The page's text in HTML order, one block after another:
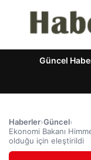
Güncel
Haberler›Güncel›
Ekonomi Bakanı
olduğu için eleştirildi